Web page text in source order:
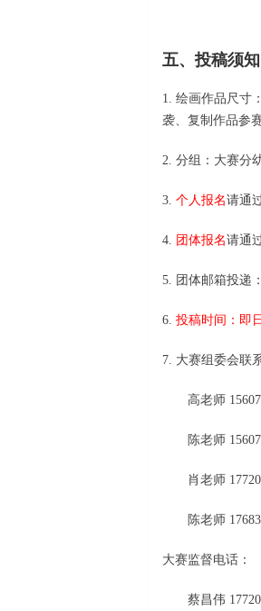
五、投稿须知
1. 绘画作品尺寸
袭、复制作品参
2. 分组：大赛分
3. 个人报名请通
4. 团体报名请通
5. 团体邮箱投递
6. 投稿时间：即
7. 大赛组委会联
高老师
陈老师
肖老师
陈老师
大赛监督电话：
蔡昌伟